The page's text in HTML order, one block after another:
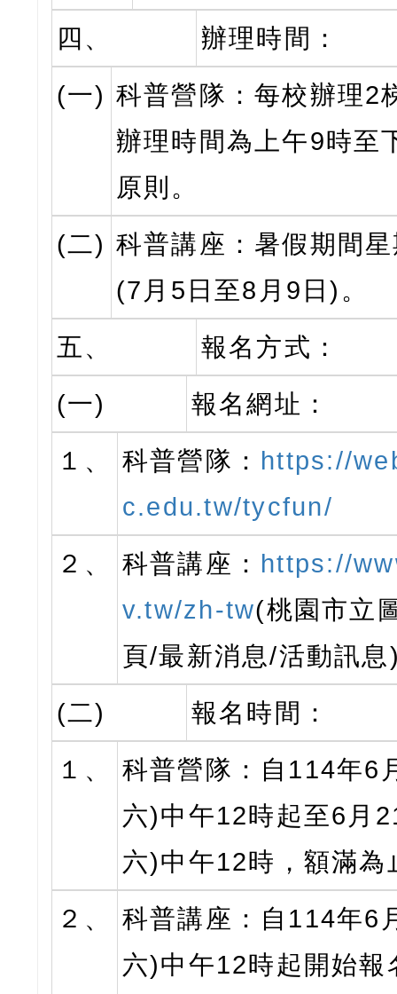
四、
辦理時間：
(一) 科普營隊：每校辦理2
辦理時間為上午9時至
原則。
(二) 科普講座：暑假期間
(7月5日至8月9日)。
五、
報名方式：
(一)
報名網址：
１、
科普營隊： https://
c.edu.tw/tycfun/
２、
科普講座： https://
v.tw/zh-tw(桃園市立
頁/最新消息/活動訊息
(二)
報名時間：
１、
科普營隊：自114年6
六)中午12時起至6月
六)中午12時，額滿為
２、
科普講座：自114年6
六)中午12時起開始報